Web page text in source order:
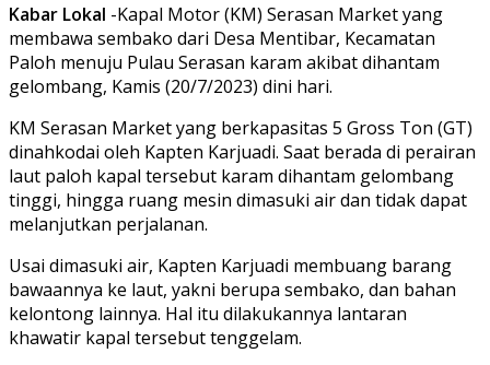
Kabar Lokal -Kapal Motor (KM) Serasan Market yang
membawa sembako dari Desa Mentibar, Kecamatan
Paloh menuju Pulau Serasan karam akibat dihantam
gelombang, Kamis (20/7/2023) dini hari.
KM Serasan Market yang berkapasitas 5 Gross Ton (GT)
dinahkodai oleh Kapten Karjuadi. Saat berada di perairan
laut paloh kapal tersebut karam dihantam gelombang
tinggi, hingga ruang mesin dimasuki air dan tidak dapat
melanjutkan perjalanan.
Usai dimasuki air, Kapten Karjuadi membuang barang
bawaannya ke laut, yakni berupa sembako, dan bahan
kelontong lainnya. Hal itu dilakukannya lantaran
khawatir kapal tersebut tenggelam.